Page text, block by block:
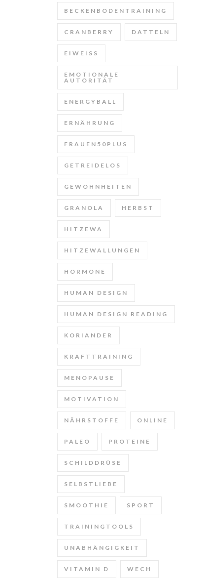
BECKENBODENTRAINING
CRANBERRY DATTELN
EIWEISS
EMOTIONALE
AUTORITÄT
ENERGYBALL
ERNÄHRUNG
FRAUEN50PLUS
GETREIDELOS
GEWOHNHEITEN
GRANOLA HERBST
HITZEWA
HITZEWALLUNGEN
HORMONE
HUMAN DESIGN
HUMAN DESIGN READING
KORIANDER
KRAFTTRAINING
MENOPAUSE
MOTIVATION
NÄHRSTOFFE ONLINE
PALEO PROTEINE
SCHILDDRÜSE
SELBSTLIEBE
SMOOTHIE SPORT
TRAININGTOOLS
UNABHÄNGIGKEIT
VITAMIN D WECH